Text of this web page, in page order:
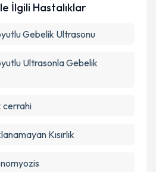
İlgili Hastalıklar
Gebelik Ultrasonu
Ultrasonla Gebelik
cerrahi
Kısırlık